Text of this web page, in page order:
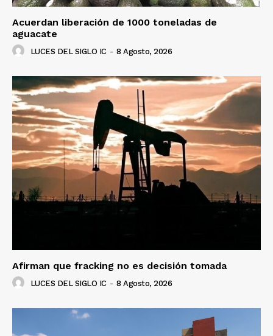
Acuerdan liberación de 1000 toneladas de
aguacate
LUCES DEL SIGLO IC - 8 Agosto, 2026
Afirman que fracking no es decisión tomada
LUCES DEL SIGLO IC - 8 Agosto, 2026